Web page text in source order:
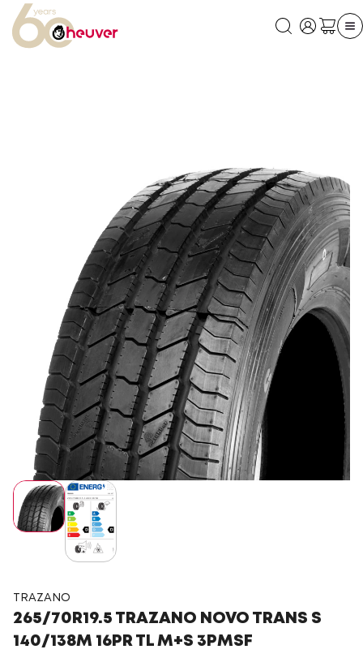
TRAZANO
265/70R19.5 TRAZANO NOVO TRANS S
140/138M 16PR TL M+S 3PMSF